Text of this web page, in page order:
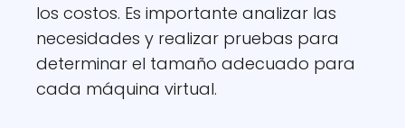
los costos. Es importante analizar las
necesidades y realizar pruebas para
determinar el tamaño adecuado para
cada máquina virtual.